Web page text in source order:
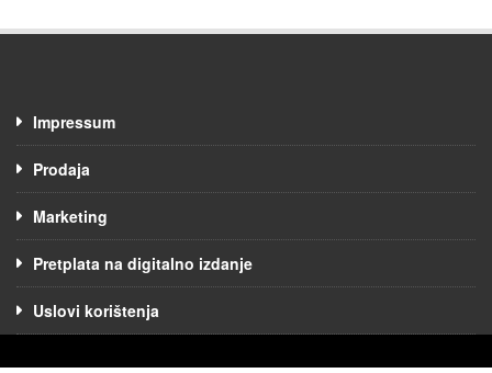
Impressum
Prodaja
Marketing
Pretplata na digitalno izdanje
Uslovi korištenja